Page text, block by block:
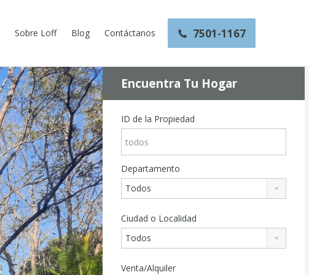
Sobre Loff Blog Contáctanos 7501-1167
Encuentra Tu Hogar
ID de la Propiedad
Departamento
Todos
Ciudad o Localidad
Todos
Venta/Alquiler